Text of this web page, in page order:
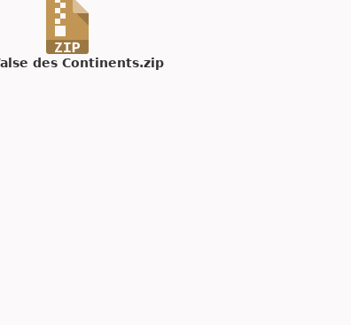
des Continents.zip